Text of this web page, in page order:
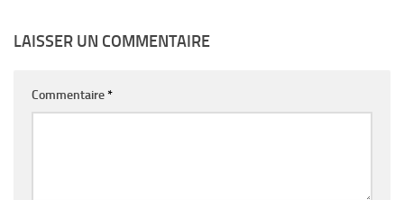
LAISSER UN COMMENTAIRE
Commentaire*